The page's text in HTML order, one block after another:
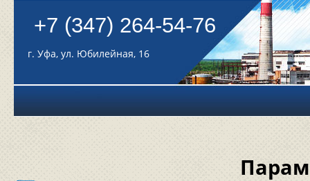
+7 (347) 264-54-76
г. Уфа, ул. Юбилейная, 16